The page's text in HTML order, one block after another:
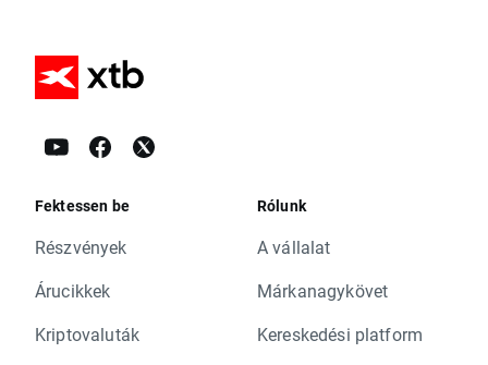
Fektessen be
Részvények
Árucikkek
Kriptovaluták
Rólunk
A vállalat
Márkanagykövet
Kereskedési platform